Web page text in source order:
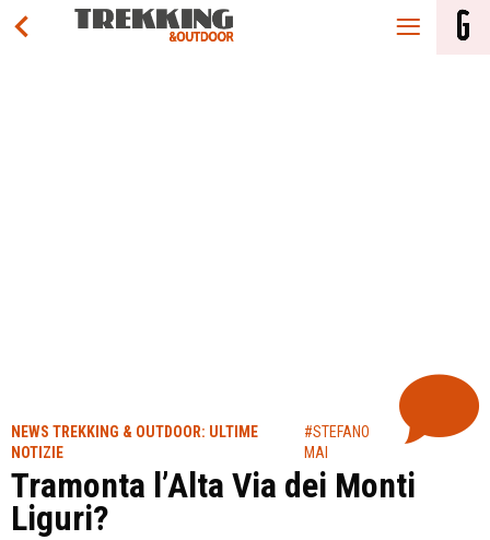
NEWS TREKKING & OUTDOOR: ULTIME
NOTIZIE
#STEFANO
MAI
Tramonta l’Alta Via dei Monti
Liguri?